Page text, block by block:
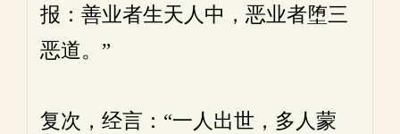
报：善业者生天人中，恶业者堕三
恶道。”
复次，经言：“一人出世，多人蒙